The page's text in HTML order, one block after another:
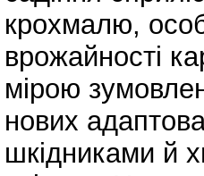
крохмалю,
врожайності
мірою
нових
шкідниками й